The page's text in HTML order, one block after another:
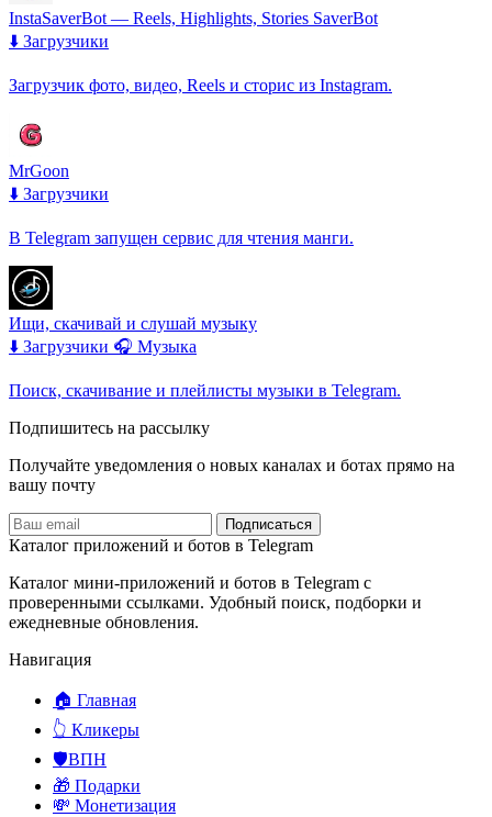
InstaSaverBot — Reels, Highlights, Stories SaverBot
⬇️ Загрузчики
Загрузчик фото, видео, Reels и сторис из Instagram.
MrGoon
⬇️ Загрузчики
В Telegram запущен сервис для чтения манги.
Ищи, скачивай и слушай музыку
⬇️ Загрузчики 🎧 Музыка
Поиск, скачивание и плейлисты музыки в Telegram.
Подпишитесь на рассылку
Получайте уведомления о новых каналах и ботаx прямо на
вашу почту
Подписаться
Каталог приложений и ботов в Telegram
Каталог мини-приложений и ботов в Telegram с
проверенными ссылками. Удобный поиск, подборки и
ежедневные обновления.
Навигация
🏠 Главная
👆 Кликеры
🛡️ВПН
🎁 Подарки
💸 Монетизация